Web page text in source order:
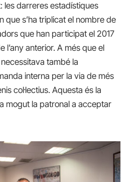
les darreres estadístiques
que s’ha triplicat el nombre de
que han participat el 2017
l’any anterior. A més que el
també la
interna per la via de més
col·lectius. Aquesta és la
mogut la patronal a acceptar